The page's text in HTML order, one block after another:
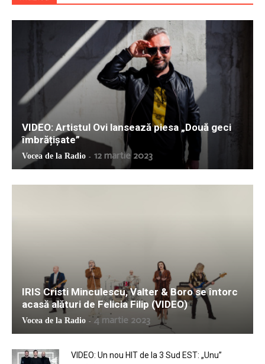
VIDEO: Artistul Ovi lansează piesa „Două geci
îmbrățișate”
Vocea de la Radio - 12 martie 2023
IRIS Cristi Minculescu, Valter & Boro se întorc
acasă alături de Felicia Filip (VIDEO)
Vocea de la Radio - 4 martie 2023
VIDEO: Un nou HIT de la 3 Sud EST: „Unu”